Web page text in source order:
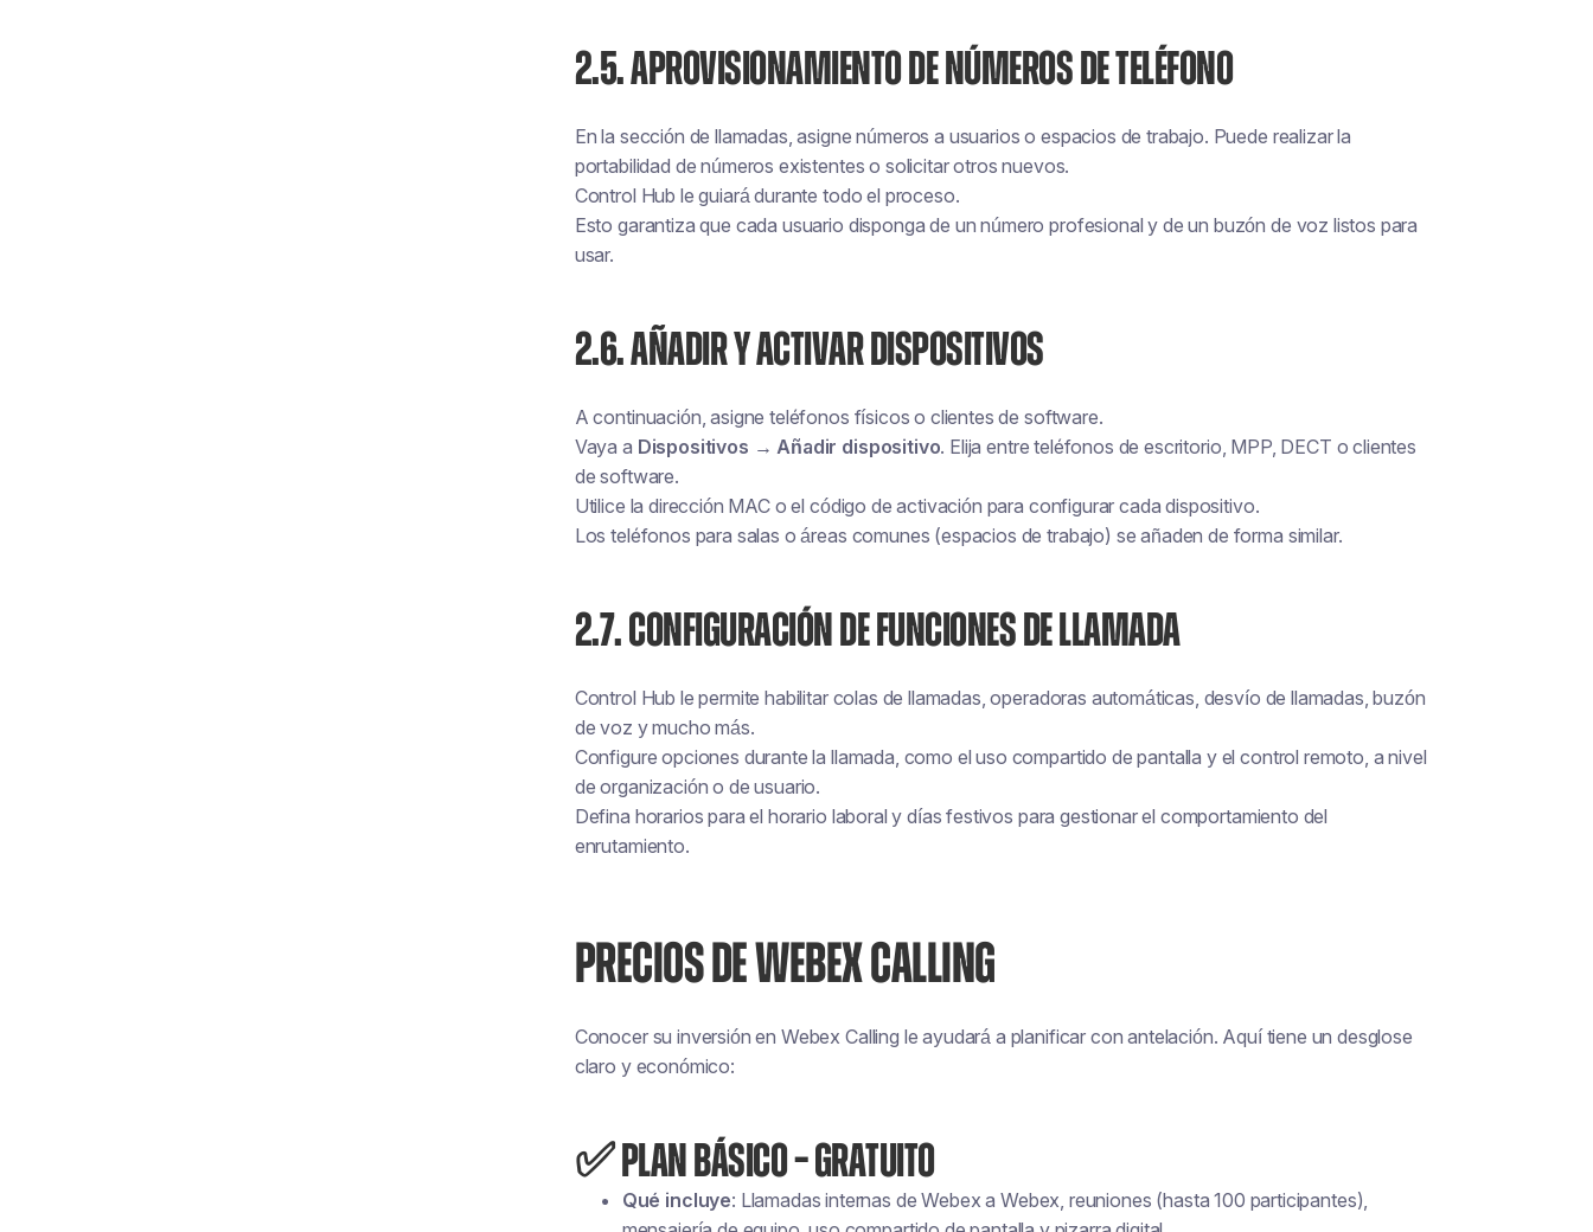
2.5. APROVISIONAMIENTO DE NÚMEROS DE TELÉFONO
En la sección de llamadas, asigne números a usuarios o espacios de trabajo. Puede realizar la
portabilidad de números existentes o solicitar otros nuevos.
Control Hub le guiará durante todo el proceso.
Esto garantiza que cada usuario disponga de un número profesional y de un buzón de voz listos para
usar.
2.6. AÑADIR Y ACTIVAR DISPOSITIVOS
A continuación, asigne teléfonos físicos o clientes de software.
Vaya a Dispositivos → Añadir dispositivo. Elija entre teléfonos de escritorio, MPP, DECT o clientes
de software.
Utilice la dirección MAC o el código de activación para configurar cada dispositivo.
Los teléfonos para salas o áreas comunes (espacios de trabajo) se añaden de forma similar.
2.7. CONFIGURACIÓN DE FUNCIONES DE LLAMADA
Control Hub le permite habilitar colas de llamadas, operadoras automáticas, desvío de llamadas, buzón
de voz y mucho más.
Configure opciones durante la llamada, como el uso compartido de pantalla y el control remoto, a nivel
de organización o de usuario.
Defina horarios para el horario laboral y días festivos para gestionar el comportamiento del
enrutamiento.
PRECIOS DE WEBEX CALLING
Conocer su inversión en Webex Calling le ayudará a planificar con antelación. Aquí tiene un desglose
claro y económico:
✅ PLAN BÁSICO – GRATUITO
Qué incluye: Llamadas internas de Webex a Webex, reuniones (hasta 100 participantes),